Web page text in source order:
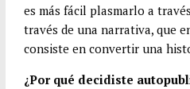
es más fácil plasmarlo a
través de una narrativa, que
consiste en convertir una
¿Por qué decidiste